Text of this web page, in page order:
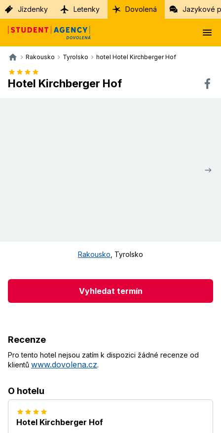
Jízdenky Letenky Dovolená Jazykové
Rakousko Tyrolsko hotel Hotel Kirchberger Hof
Hotel Kirchberger Hof
Rakousko Tyrolsko
Vyhledat termín
Recenze
Pro tento hotel nejsou zatím k dispozici žádné recenze od
klientů www.dovolena.cz.
O hotelu
Hotel Kirchberger Hof